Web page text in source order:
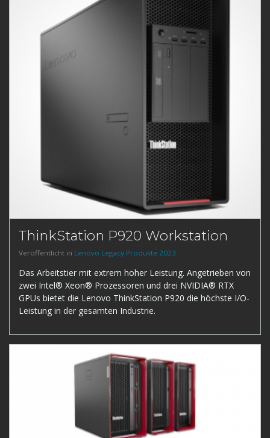
ThinkStation P920 Workstation
Veröffentlicht in Lenovo Legacy Produkte 2023
Das Arbeitstier mit extrem hoher Leistung. Angetrieben von
zwei Intel® Xeon® Prozessoren und drei NVIDIA® RTX
GPUs bietet die Lenovo ThinkStation P920 die höchste I/O-
Leistung in der gesamten Industrie.